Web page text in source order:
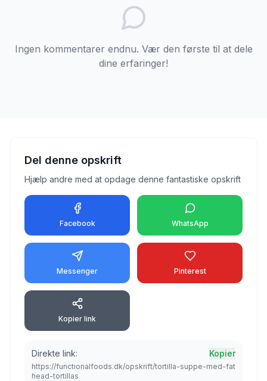
Ingen kommentarer endnu. Vær den første til at dele
dine erfaringer!
Del denne opskrift
Hjælp andre med at opdage denne fantastiske opskrift
Facebook WhatsApp
Messenger Pinterest
Kopier link
Direkte link: Kopier
https://functionalfoods.dk/opskrift/tortilla-suppe-med-fat
head-tortillas